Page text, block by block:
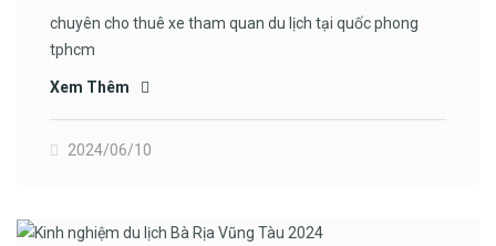
chuyên cho thuê xe tham quan du lịch tại quốc phong
tphcm
Xem Thêm
2024/06/10